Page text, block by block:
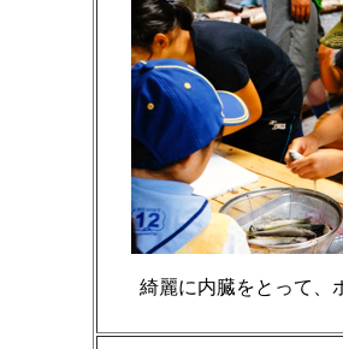
綺麗に内臓をとって、